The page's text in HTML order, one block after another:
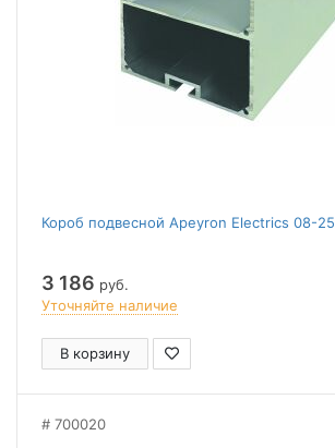
Короб подвесной Apeyron Electrics 08-25
3 186 руб.
Уточняйте наличие
В корзину
700020